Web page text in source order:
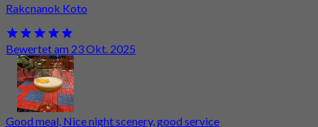
Rakcnanok Koto
Bewertet am 23 Okt. 2025
Good meal, Nice night scenery, good service